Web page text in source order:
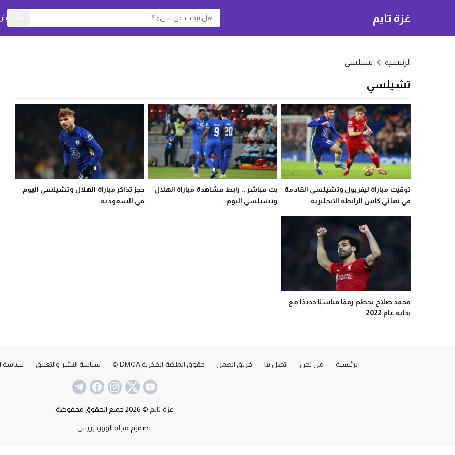
غزة تايم
الرئيسية تشيلسي
تشيلسي
توقيت مباراة ليفربول وتشيلسي القادمة
في نهائي كاس الرابطة الانجليزية
بث مباشر .. رابط مشاهدة مباراة الهلال
وتشيلسي اليوم
حجز تذاكر مباراة الهلال وتشيلسي اليوم
في السعودية
محمد صلاح يحطم رقمًا قياسيًا جديدًا مع
بداية عام 2022
الرئيسية من نحن اتصل بنا فريق العمل حقوق الملكية الفكرية DMCA © سياسة النشر والتعليق سياسة
غزة تايم © 2026 جميع الحقوق محفوظة.
تصميم مجلة الووردبريس